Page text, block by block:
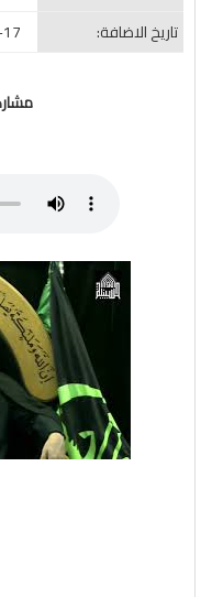
تاريخ الاضافة: